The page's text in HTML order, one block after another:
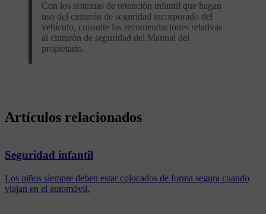
Con los sistemas de retención infantil que hagan
uso del cinturón de seguridad incorporado del
vehículo, consulte las recomendaciones relativas
al cinturón de seguridad del Manual del
propietario.
Artículos relacionados
Seguridad infantil
Los niños siempre deben estar colocados de forma segura cuando
viajan en el automóvil.